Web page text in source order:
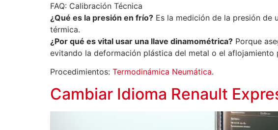
FAQ: Calibración Técnica
¿Qué es la presión en frío? Es la medición de la presión de
térmica.
¿Por qué es vital usar una llave dinamométrica? Porque
evitando la deformación plástica del metal o el aflojamiento
Procedimientos: Termodinámica Neumática.
Cambiar Idioma Renault